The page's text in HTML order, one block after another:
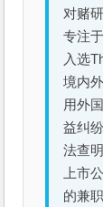
对赌
专注
入选
境内
用外
益纠
法查
上市
的兼